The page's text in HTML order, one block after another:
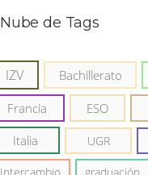
Nube de Tags
IZV Bachillerato
Francia ESO
Italia
UGR